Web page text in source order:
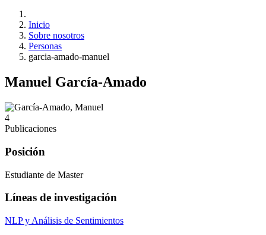
Inicio
Sobre nosotros
Personas
garcia-amado-manuel
Manuel García-Amado
4
Publicaciones
Posición
Estudiante de Master
Líneas de investigación
NLP y Análisis de Sentimientos